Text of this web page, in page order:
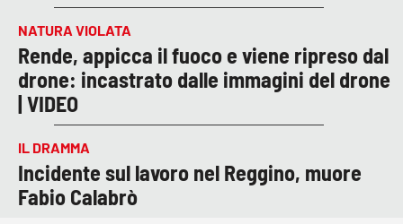
NATURA VIOLATA
Rende, appicca il fuoco e viene ripreso dal
drone: incastrato dalle immagini del drone
| VIDEO
IL DRAMMA
Incidente sul lavoro nel Reggino, muore
Fabio Calabrò